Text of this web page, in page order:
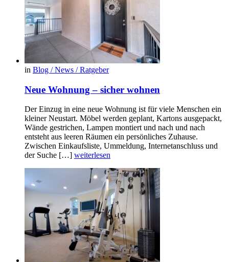
in Blog / News / Ratgeber
Neue Wohnung – sicher wohnen
Der Einzug in eine neue Wohnung ist für viele Menschen ein
kleiner Neustart. Möbel werden geplant, Kartons ausgepackt,
Wände gestrichen, Lampen montiert und nach und nach
entsteht aus leeren Räumen ein persönliches Zuhause.
Zwischen Einkaufsliste, Ummeldung, Internetanschluss und
der Suche […] weiterlesen